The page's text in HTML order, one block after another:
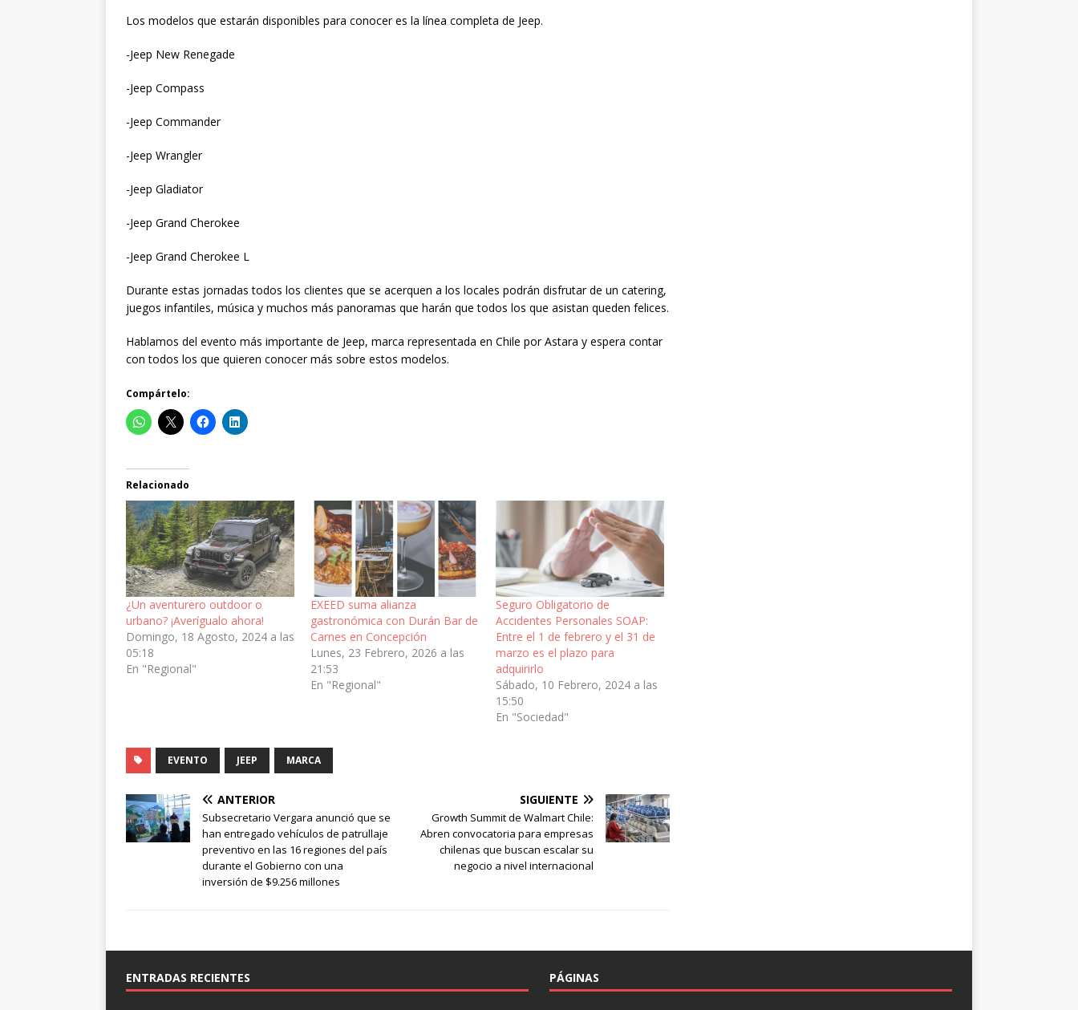
Los modelos que estarán disponibles para conocer es la línea completa de Jeep.
-Jeep New Renegade
-Jeep Compass
-Jeep Commander
-Jeep Wrangler
-Jeep Gladiator
-Jeep Grand Cherokee
-Jeep Grand Cherokee L
Durante estas jornadas todos los clientes que se acerquen a los locales podrán disfrutar de un catering,
juegos infantiles, música y muchos más panoramas que harán que todos los que asistan queden felices.
Hablamos del evento más importante de Jeep, marca representada en Chile por Astara y espera contar
con todos los que quieren conocer más sobre estos modelos.
Compártelo:
Relacionado
¿Un aventurero outdoor o
urbano? ¡Averígualo ahora!
Domingo, 18 Agosto, 2024 a las
05:18
En "Regional"
EXEED suma alianza
gastronómica con Durán Bar de
Carnes en Concepción
Lunes, 23 Febrero, 2026 a las
21:53
En "Regional"
Seguro Obligatorio de
Accidentes Personales SOAP:
Entre el 1 de febrero y el 31 de
marzo es el plazo para
adquirirlo
Sábado, 10 Febrero, 2024 a las
15:50
En "Sociedad"
EVENTO JEEP MARCA
ANTERIOR
Subsecretario Vergara anunció que se
han entregado vehículos de patrullaje
preventivo en las 16 regiones del país
durante el Gobierno con una
inversión de $9.256 millones
SIGUIENTE
Growth Summit de Walmart Chile:
Abren convocatoria para empresas
chilenas que buscan escalar su
negocio a nivel internacional
ENTRADAS RECIENTES PÁGINAS